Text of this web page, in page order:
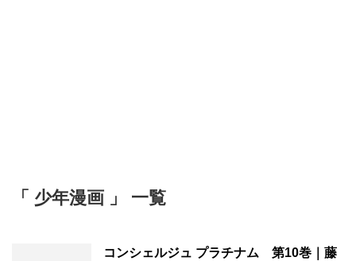
「 少年漫画 」 一覧
コンシェルジュ プラチナム 第10巻｜藤